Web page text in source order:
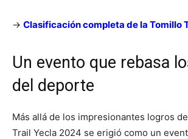
-> Clasificación completa de la Tomillo
Un evento que rebasa
del deporte
Más allá de los impresionantes logros
Trail Yecla 2024 se erigió como un